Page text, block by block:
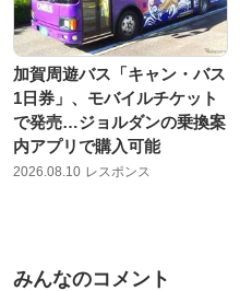
加賀周遊バス「キャン・バス
1日券」、モバイルチケット
で発売…ジョルダンの乗換案
内アプリで購入可能
2026.08.10 レスポンス
みんなのコメント